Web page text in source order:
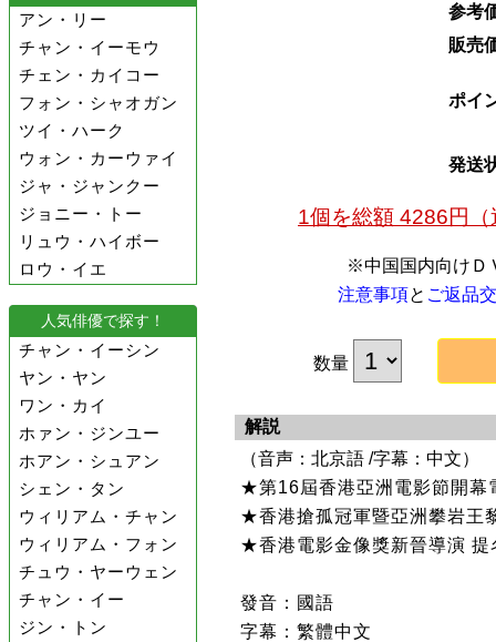
アン・リー
チャン・イーモウ
チェン・カイコー
フォン・シャオガン
ツイ・ハーク
ウォン・カーウァイ
ジャ・ジャンクー
ジョニー・トー
リュウ・ハイボー
ロウ・イエ
人気俳優で探す！
チャン・イーシン
ヤン・ヤン
ワン・カイ
ホァン・ジンユー
ホアン・シュアン
シェン・タン
ウィリアム・チャン
ウィリアム・フォン
チュウ・ヤーウェン
チャン・イー
ジン・トン
参考
販売
ポイ
発送
1個を総額 4286円
※中国国内向けＤ
注意事項と ご返品
数量
解説
（音声：北京語 /字幕：中文）
★第16屆香港亞洲電影節開幕
★香港搶孤冠軍暨亞洲攀岩王
★香港電影金像獎新晉導演 提
發音：國語
字幕：繁體中文